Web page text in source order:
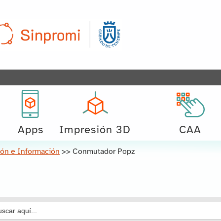
Apps Impresión 3D CAA
e Información >> Conmutador Popz